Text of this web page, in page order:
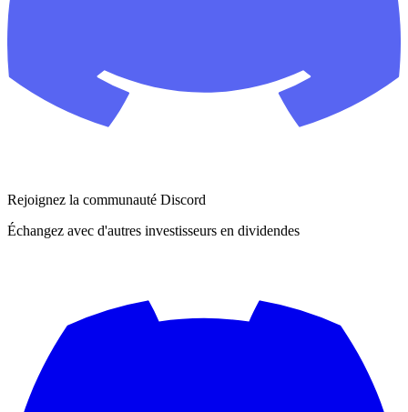
Rejoignez la communauté Discord
Échangez avec d'autres investisseurs en dividendes